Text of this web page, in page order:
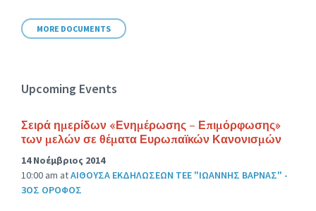
MORE DOCUMENTS
Upcoming Events
Σειρά ημερίδων «Ενημέρωσης – Επιμόρφωσης»
των μελών σε θέματα Ευρωπαϊκών Κανονισμών
14 Νοέμβριος 2014
10:00 am atΑΙΘΟΥΣΑ ΕΚΔΗΛΩΣΕΩΝ ΤΕΕ "ΙΩΑΝΝΗΣ ΒΑΡΝΑΣ" -
3ΟΣ ΟΡΟΦΟΣ